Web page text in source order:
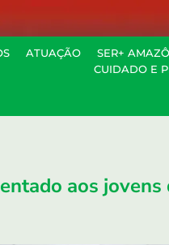
ATUAÇÃO SER+
CUIDADO E
aos